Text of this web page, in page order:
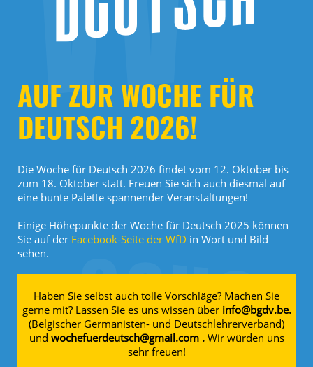
AUF ZUR WOCHE FÜR
DEUTSCH 2026!
Die Woche für Deutsch 2026 findet vom 12. Oktober bis
zum 18. Oktober statt. Freuen Sie sich auch diesmal auf
eine bunte Palette spannender Veranstaltungen!
Einige Höhepunkte der Woche für Deutsch 2025 können
Sie auf der Facebook-Seite der WfD in Wort und Bild
sehen.
Haben Sie selbst auch tolle Vorschläge? Machen Sie
gerne mit? Lassen Sie es uns wissen über info@bgdv.be.
(Belgischer Germanisten- und Deutschlehrerverband)
und wochefuerdeutsch@gmail.com .Wir würden uns
sehr freuen!